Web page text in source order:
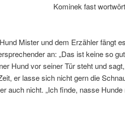
Kominek fast
Mister und dem Erzähler fängt
an: „Das ist keine so
Hund vor seiner Tür steht und
er lasse sich nicht gern die
auch nicht. „Ich finde, nasse